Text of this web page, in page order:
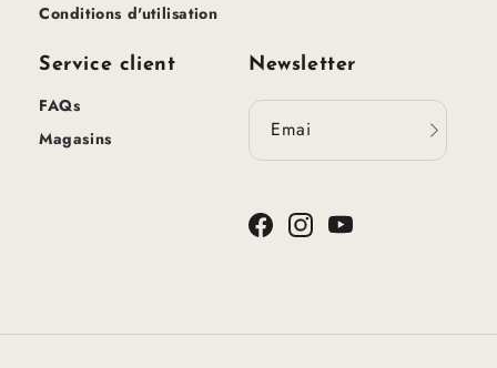
Conditions d'utilisation
Service client
FAQs
Magasins
Newsletter
Email
FacebookInstagramYouTube